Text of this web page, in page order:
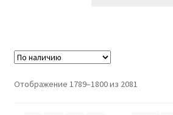
Отображение 1789–1800 из 2081